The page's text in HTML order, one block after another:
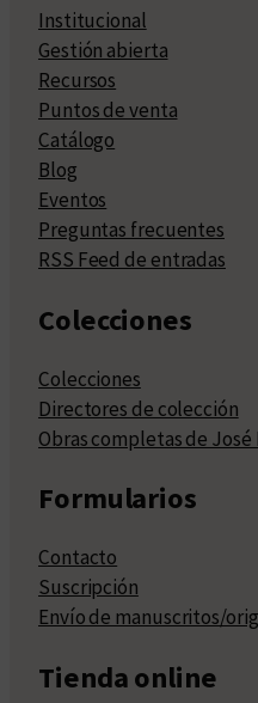
Institucional
Gestión abierta
Recursos
Puntos de venta
Catálogo
Blog
Eventos
Preguntas frecuentes
RSS Feed de entradas
Colecciones
Colecciones
Directores de colección
Obras completas de
Formularios
Contacto
Suscripción
Envío de manuscritos/
Tienda online